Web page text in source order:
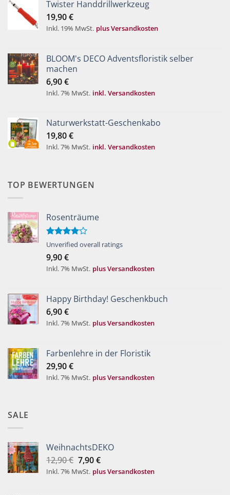
Twister Handdrillwerkzeug
19,90€
Inkl. 19% MwSt. plus Versandkosten
BLOOM's DECO Adventsfloristik selber
machen
6,90€
Inkl. 7% MwSt. inkl. Versandkosten
Naturwerkstatt-Geschenkabo
19,80€
Inkl. 7% MwSt. inkl. Versandkosten
TOP BEWERTUNGEN
Rosenträume
Bewertet
von 5
Unverified overall ratings
9,90€
Inkl. 7% MwSt. plus Versandkosten
Happy Birthday! Geschenkbuch
6,90€
Inkl. 7% MwSt. plus Versandkosten
Farbenlehre in der Floristik
29,90€
Inkl. 7% MwSt. plus Versandkosten
SALE
WeihnachtsDEKO
12,90€ Ursprünglicher
Preis
7,90€Aktueller
Preis
Inkl. 7% MwSt. plus Versandkosten